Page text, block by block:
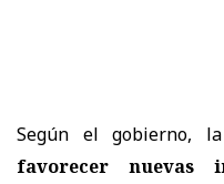
Según el gobierno,
favorecer nuevas